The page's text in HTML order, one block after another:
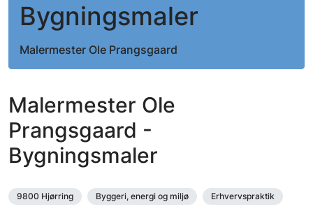
Bygningsmaler
Malermester Ole Prangsgaard
Malermester Ole
Prangsgaard -
Bygningsmaler
9800 Hjørring Byggeri, energi og miljø
Erhvervspraktik